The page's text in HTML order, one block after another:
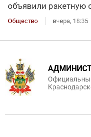
объявили ракетную
Общество вчера, 18:35